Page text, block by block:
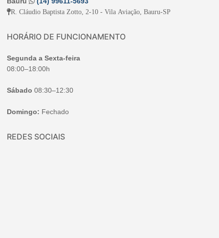
R. Cláudio Baptista Zotto, 2-10 - Vila Aviação, Bauru-SP
HORÁRIO DE FUNCIONAMENTO
Segunda a Sexta-feira
08:00–18:00h
Sábado 08:30–12:30
Domingo: Fechado
REDES SOCIAIS